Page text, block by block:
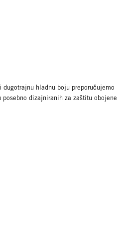
hladnu boju preporučujemo
posebno dizajniranih za zaštitu obojene